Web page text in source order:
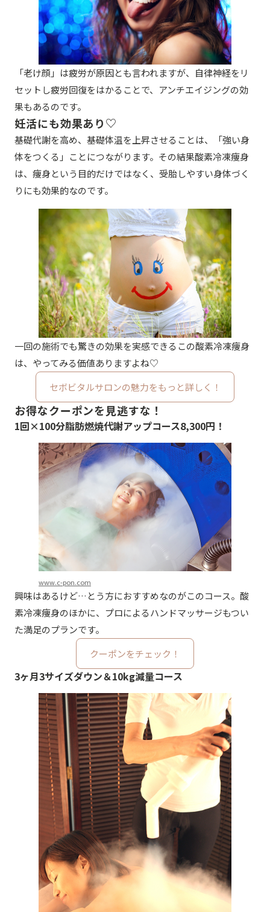
「老け顔」は疲労が原因とも言われますが、自律神経をリ
セットし疲労回復をはかることで、アンチエイジングの効
果もあるのです。
妊活にも効果あり♡
基礎代謝を高め、基礎体温を上昇させることは、「強い身
体をつくる」ことにつながります。その結果酸素冷凍痩身
は、痩身という目的だけではなく、受胎しやすい身体づく
りにも効果的なのです。
一回の施術でも驚きの効果を実感できるこの酸素冷凍痩身
は、やってみる価値ありますよね♡
セボビタルサロンの魅力をもっと詳しく！
お得なクーポンを見逃すな！
1回×100分脂肪燃焼代謝アップコース8,300円！
www.c-pon.com
興味はあるけど…とう方におすすめなのがこのコース。酸
素冷凍痩身のほかに、プロによるハンドマッサージもつい
た満足のプランです。
クーポンをチェック！
3ヶ月3サイズダウン＆10kg減量コース